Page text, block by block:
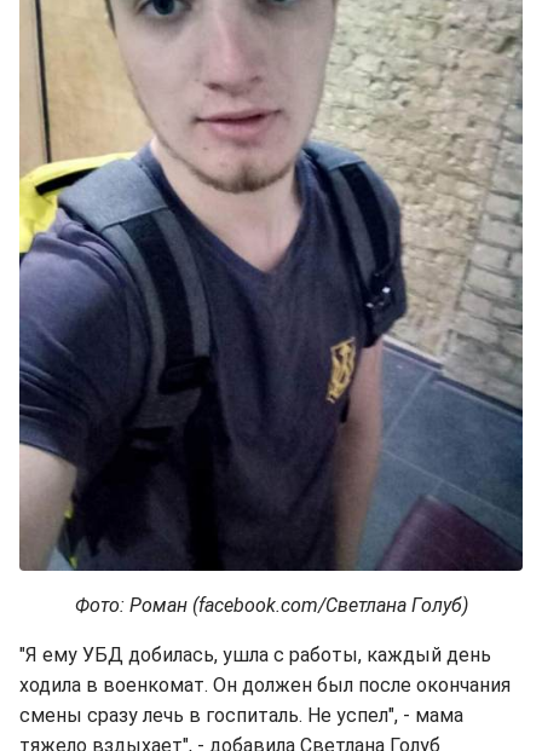
Фото: Роман (facebook.com/Светлана Голуб)
"Я ему УБД добилась, ушла с работы, каждый день
ходила в военкомат. Он должен был после окончания
смены сразу лечь в госпиталь. Не успел", - мама
тяжело вздыхает", - добавила Светлана Голуб